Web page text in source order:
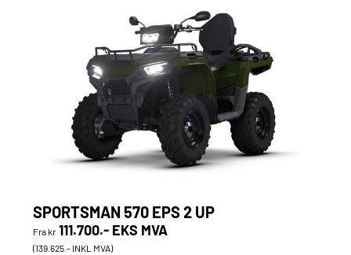
SPORTSMAN 570 EPS 2 UP
Fra kr 111.700.- EKS MVA
(139.625.- INKL MVA)